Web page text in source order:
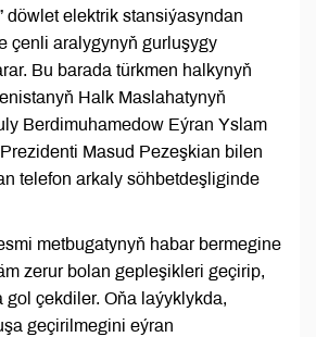
döwlet elektrik stansiýasyndan
çenli aralygynyň gurluşygy
Bu barada türkmen halkynyň
Halk Maslahatynyň
Berdimuhamedow Eýran Yslam
Masud Pezeşkian bilen
telefon arkaly söhbetdeşliginde
metbugatynyň habar bermegine
zerur bolan gepleşikleri geçirip,
gol çekdiler. Oňa laýyklykda,
geçirilmegini eýran